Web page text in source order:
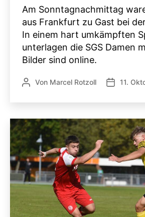
Am Sonntagnachmittag
aus Frankfurt zu Gast bei
In einem hart umkämpften
unterlagen die SGS Damen
Bilder sind online.
Beitragsautor
Von Marcel Rotzoll 11.